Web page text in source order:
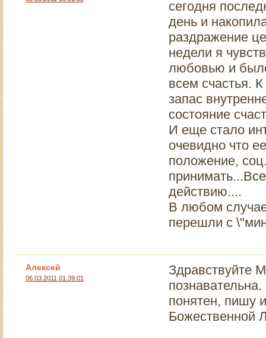
сегодня
день и
раздражение
недели я
любовью и
всем счастья.
запас
состояние
И еще стало
очевидно что
положение,
действию....
В любом
перешли с
Алексей
06.03.2011 01:39:01
Здравствуйте
понятен, пишу
Божественной